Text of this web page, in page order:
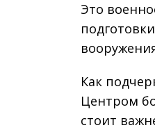
Это
Как
Центром
стоит